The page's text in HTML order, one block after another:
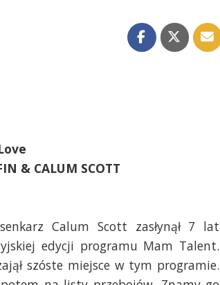
& CALUM SCOTT
Calum Scott zasłynął 7 lat
edycji programu Mam Talent.
szóste miejsce w tym programie.